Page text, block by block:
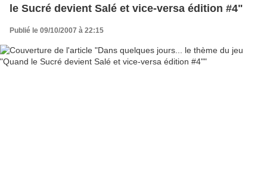
le Sucré devient Salé et vice-versa édition #4"
Publié le 09/10/2007 à 22:15